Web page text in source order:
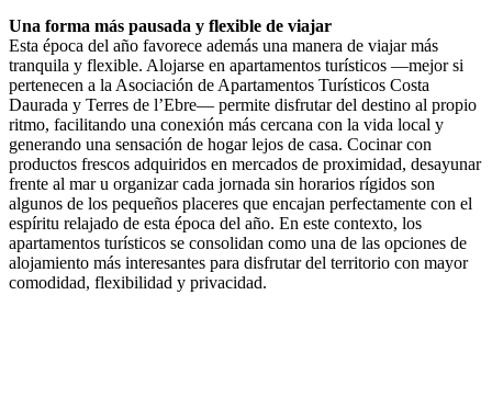
Una forma más pausada y flexible de viajar
Esta época del año favorece además una manera de viajar más
tranquila y flexible. Alojarse en apartamentos turísticos —mejor si
pertenecen a la Asociación de Apartamentos Turísticos Costa
Daurada y Terres de l’Ebre— permite disfrutar del destino al propio
ritmo, facilitando una conexión más cercana con la vida local y
generando una sensación de hogar lejos de casa. Cocinar con
productos frescos adquiridos en mercados de proximidad, desayunar
frente al mar u organizar cada jornada sin horarios rígidos son
algunos de los pequeños placeres que encajan perfectamente con el
espíritu relajado de esta época del año. En este contexto, los
apartamentos turísticos se consolidan como una de las opciones de
alojamiento más interesantes para disfrutar del territorio con mayor
comodidad, flexibilidad y privacidad.